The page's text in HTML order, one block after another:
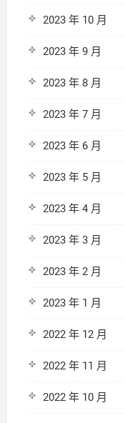
2023 年 10 月
2023 年 9 月
2023 年 8 月
2023 年 7 月
2023 年 6 月
2023 年 5 月
2023 年 4 月
2023 年 3 月
2023 年 2 月
2023 年 1 月
2022 年 12 月
2022 年 11 月
2022 年 10 月